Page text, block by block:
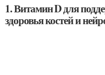
1. Витамин D для
здоровья костей и